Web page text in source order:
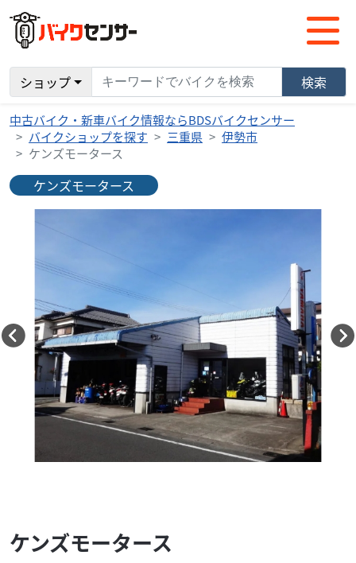
ショップ 検索
中古バイク・新車バイク情報ならBDSバイクセンサー
バイクショップを探す
三重県
伊勢市
ケンズモータース
ケンズモータース
ケンズモータース